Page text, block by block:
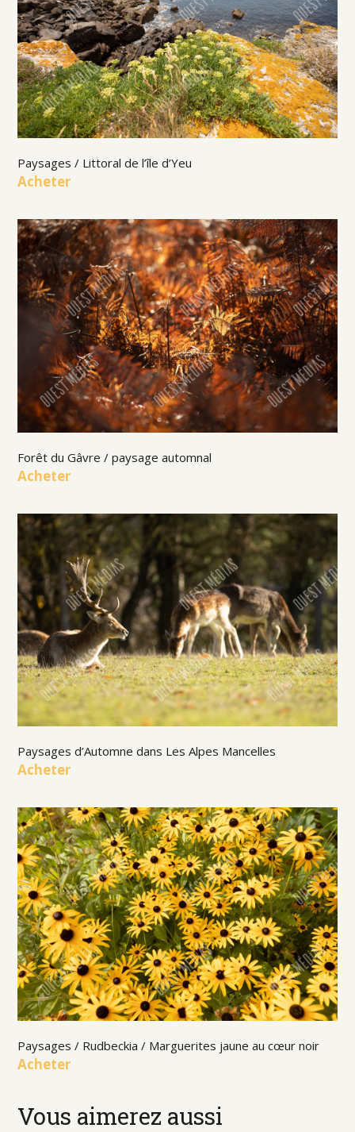
Vous aimerez aussi
Paysages / Littoral de l’île d’Yeu
Acheter
Forêt du Gâvre / paysage automnal
Acheter
Paysages d’Automne dans Les Alpes Mancelles
Acheter
Paysages / Rudbeckia / Marguerites jaune au cœur noir
Acheter